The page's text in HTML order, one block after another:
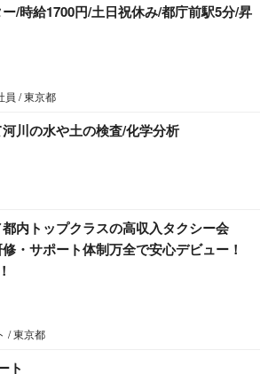
/時給1700円/土日祝休み/都庁前駅5分/昇
員 / 東京都
川の水や土の検査/化学分析
内トップクラスの高収入タクシー会
・サポート体制万全で安心デビュー！
/ 東京都
務 パート